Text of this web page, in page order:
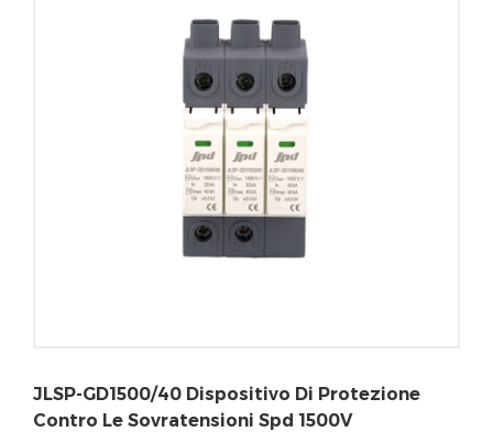
JLSP-GD1500/40 Dispositivo Di Protezione
Contro Le Sovratensioni Spd 1500V